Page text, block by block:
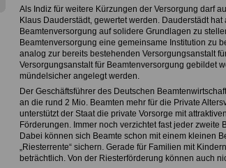
Als Indiz für weitere Kürzungen der Versorgung darf
Klaus Dauderstädt, gewertet werden. Dauderstädt
Beamtenversorgung auf solidere Grundlagen zu
Beamtenversorgung eine gemeinsame Institution zu
analog zur bereits bestehenden Versorgungsanstalt
Versorgungsanstalt für Beamtenversorgung gebildet
mündelsicher angelegt werden.
Der Geschäftsführer des Deutschen
an die rund 2 Mio. Beamten mehr für die Private
unterstützt der Staat die private Vorsorge mit
Förderungen. Immer noch verzichtet fast jeder zweite
Dabei können sich Beamte schon mit einem kleinen
„Riesterrente“ sichern. Gerade für Familien mit
beträchtlich. Von der Riesterförderung können auch